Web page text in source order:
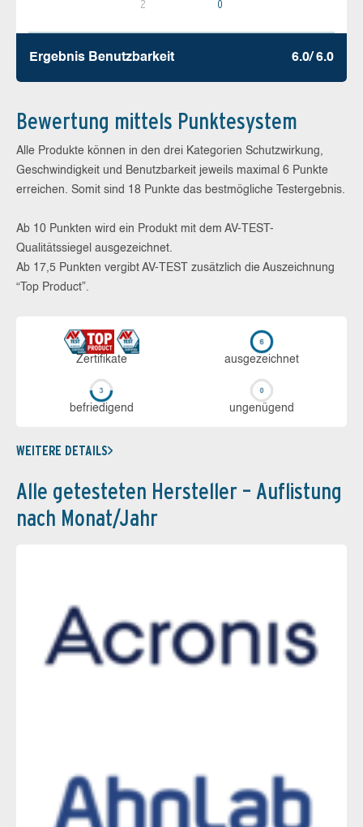
2 0
Ergebnis Benutz­barkeit 6.0/ 6.0
Bewertung mittels Punktesystem
Alle Produkte können in den drei Kategorien Schutzwirkung,
Geschwindigkeit und Benutzbarkeit jeweils maximal 6 Punkte
erreichen. Somit sind 18 Punkte das bestmögliche Testergebnis.
Ab 10 Punkten wird ein Produkt mit dem AV-TEST-
Qualitätssiegel ausgezeichnet.
Ab 17,5 Punkten vergibt AV-TEST zusätzlich die Auszeichnung
“Top Product”.
Zerti­fikate aus­ge­zeich­net
be­frie­di­gend un­ge­nü­gend
WEITERE DETAILS
Alle getesteten Hersteller – Auflistung
nach Monat/Jahr